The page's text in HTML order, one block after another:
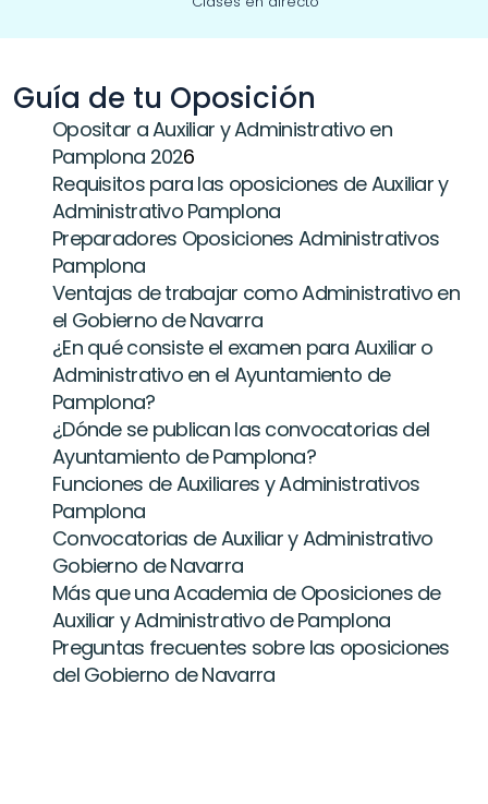
Guía de tu Oposición
Opositar a Auxiliar y Administrativo en
Pamplona 2026
Requisitos para las oposiciones de Auxiliar y
Administrativo Pamplona
Preparadores Oposiciones Administrativos
Pamplona
Ventajas de trabajar como Administrativo en
el Gobierno de Navarra
¿En qué consiste el examen para Auxiliar o
Administrativo en el Ayuntamiento de
Pamplona?
¿Dónde se publican las convocatorias del
Ayuntamiento de Pamplona?
Funciones de Auxiliares y Administrativos
Pamplona
Convocatorias de Auxiliar y Administrativo
Gobierno de Navarra
Más que una Academia de Oposiciones de
Auxiliar y Administrativo de Pamplona
Preguntas frecuentes sobre las oposiciones
del Gobierno de Navarra